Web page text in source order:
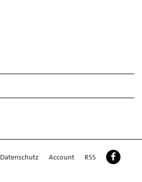
Datenschutz Account RSS